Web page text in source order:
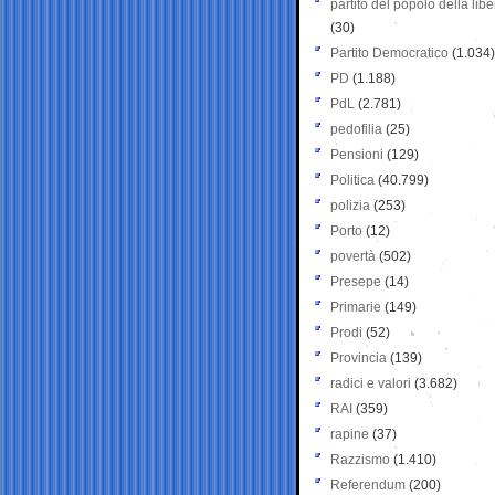
partito del popolo della
(30)
Partito Democratico (1.034)
PD (1.188)
PdL (2.781)
pedofilia (25)
Pensioni (129)
Politica (40.799)
polizia (253)
Porto (12)
povertà (502)
Presepe (14)
Primarie (149)
Prodi (52)
Provincia (139)
radici e valori (3.682)
RAI (359)
rapine (37)
Razzismo (1.410)
Referendum (200)